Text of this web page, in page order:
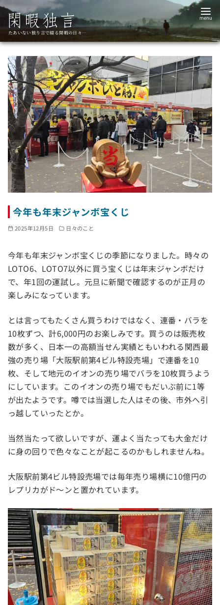
コ
テ
ン
たあいない独り言で綴る閑暇の日々…
今年も年末ジャンボ宝くじ
2025年12月5日 日々のこと
今年も年末ジャンボ宝くじの季節になりました。時々の
LOTO6、LOTO7以外に買う宝くじは年末ジャンボだけ
で、年1回の運試し。元旦に新聞で確認するのが正月の
楽しみになっています。
とは言ってもたくさん買うわけではなく、連番・バラを
10枚ずつ、計6,000円のお楽しみです。買うのは販売枚
数が多く、日本一の高額当せん実績ともいわれる関西最
強の売り場「大阪駅前第4ビル特設売場」で連番を10
枚、そして地元のイオンの売り場でバラを10枚買うよう
にしています。このイオンの売り場でもだいぶ前に1等
が出たようです。噂では当選した人はその後、市外へ引
っ越していったとか。
当然当たって欲しいですが、運よく当たっても大金だけ
に身の回りで色々なことが起こるのかもしれませんね。
大阪駅前第4ビル特設売場では毎年売り場横に10億円の
レプリカがド～ンと置かれています。